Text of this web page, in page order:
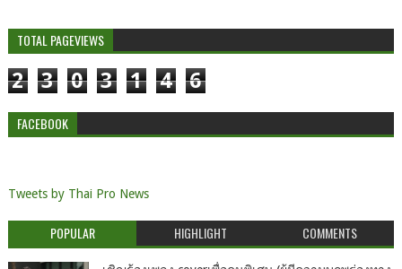
TOTAL PAGEVIEWS
2 3 0 3 1 4 6
FACEBOOK
Tweets by Thai Pro News
POPULAR HIGHLIGHT COMMENTS